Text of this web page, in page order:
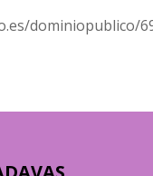
dominiopublico/